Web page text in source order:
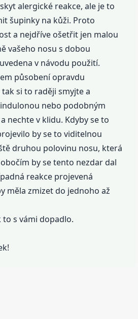
alergické reakce, ale je to
šupinky na kůži. Proto
a nejdříve ošetřit jen malou
vašeho nosu s dobou
v návodu použití.
působení opravdu
si to raději smyjte a
nebo podobným
nechte v klidu. Kdyby se to
by se to viditelnou
druhou polovinu nosu, která
by se tento nezdar dal
reakce projevená
měla zmizet do jednoho až
to s vámi dopadlo.